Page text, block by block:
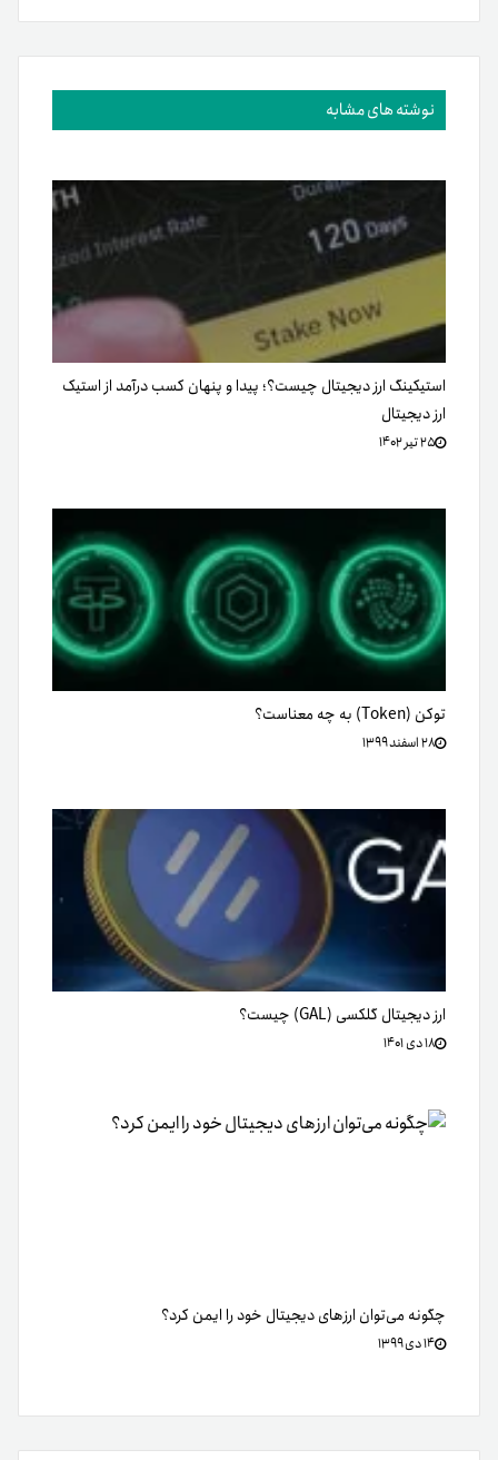
نوشته های مشابه
استیکینگ ارز دیجیتال چیست؟؛ پیدا و پنهان کسب درآمد از استیک
ارز دیجیتال
۲۵ تیر ۱۴۰۲
توکن (Token) به چه معناست؟
۲۸ اسفند ۱۳۹۹
ارز دیجیتال گلکسی (GAL) چیست؟
۱۸ دی ۱۴۰۱
چگونه ‌می‌توان ارزهای دیجیتال خود را ایمن کرد؟
۱۴ دی ۱۳۹۹